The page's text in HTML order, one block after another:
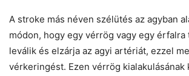
A stroke más néven szélütés az agyban
módon, hogy egy vérrög vagy egy érfalra
leválik és elzárja az agyi artériát, ezzel
vérkeringést. Ezen vérrög kialakulásának